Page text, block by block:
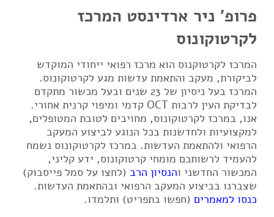
פרופ' ניר ארדינסט המרכז
לקרטוקונוס
המרכז לקרטוקנוס הוא מרכז רפואי ייחודי המוקדש
לביקורת, מעקב והתאמת עדשות מגע לקרטוקונוס.
המרכז בעל ניסיון של 23 שנים ובעל מכשור מתקדם
לבדיקת העין לרבות OCT קדמי ומיפוי קרנית אחורי.
אנו, במרכז לקרטוקונוס, מחויבים לטובת המטופלים,
למקצועיות ולחדשנות בכל הנוגע לביצוע המעקב
הרפואי ולהתאמת העדשות. במרכז לקרטוקונוס נשמח
להעמיד לרשותכם מומחי קרטוקונוס, ידע קליני,
המכשור החדשני והנסיון הרב (לחצו על סמל פייסבוק)
שצברנו בביצוע המעקב הרפואי ובהתאמת העדשות.
כנסו למאמרים (חפשו בתפריט) ותלמדו.